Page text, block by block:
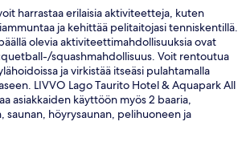
harrastaa erilaisia aktiviteetteja, kuten
ja kehittää pelitaitojasi tenniskentillä.
olevia aktiviteettimahdollisuuksia ovat
squashmahdollisuus. Voit rentoutua
ja virkistää itseäsi pulahtamalla
LIVVO Lago Taurito Hotel & Aquapark All
asiakkaiden käyttöön myös 2 baaria,
saunan, höyrysaunan, pelihuoneen ja